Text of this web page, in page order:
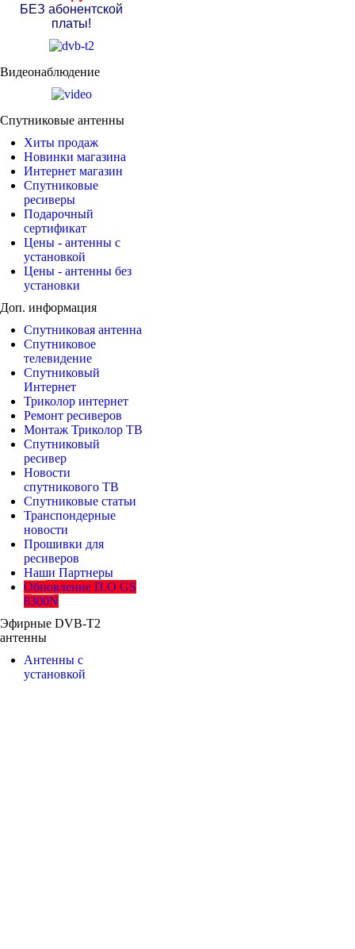
БЕЗ абонентской
платы!
Видеонаблюдение
Спутниковые антенны
Хиты продаж
Новинки магазина
Интернет магазин
Спутниковые
ресиверы
Подарочный
сертификат
Цены - антенны с
установкой
Цены - антенны без
установки
Доп. информация
Спутниковая антенна
Спутниковое
телевидение
Спутниковый
Интернет
Триколор интернет
Ремонт ресиверов
Монтаж Триколор ТВ
Спутниковый
ресивер
Новости
спутникового ТВ
Спутниковые статьи
Транспондерные
новости
Прошивки для
ресиверов
Наши Партнеры
Обновление П.О GS
8300N
Эфирные DVB-T2
антенны
Антенны с
установкой